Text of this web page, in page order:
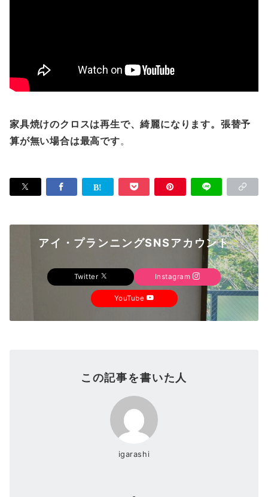
家具焼けのクロスは再生で、綺麗になります。張替予
算が無い場合は最高です。
アイ・プランニングSNSアカウント
Twitter Instagram
YouTube
この記事を書いた人
igarashi